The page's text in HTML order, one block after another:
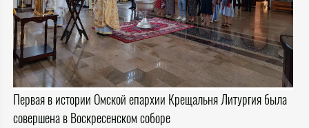
Первая в истории Омской епархии Крещальня Литургия была
совершена в Воскресенском соборе